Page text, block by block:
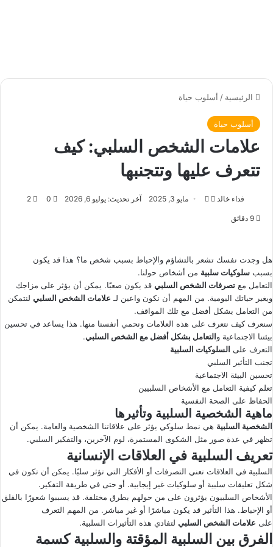
الرئيسية / أسلوب حياة
أسلوب حياة
علامات الشخص السلبي: كيف
تتعرف عليها وتتجنبها
فداء خالد
ت
ع
ل
ى
X
ب
ر
ي
د
ا
إ
ل
ت
ر
و
ن
ي
مايو 3, 2025 آخر تحديث: يوليو 6, 2026 0
2
هل وجدت نفسك تشعر بالتشاؤم والإحباط بسبب شخص ما؟ هذا قد يكون
بسبب سلوكيات سلبية من أشخاص حولنا.
التعامل مع تصرفات الشخص السلبي قد يكون صعبًا. يمكن أن يؤثر على مزاجك
ويغير حياتك اليومية. من المهم أن نكون واعين لـ علامات الشخص السلبي لنتمكن
من التعامل بشكل أفضل مع تلك المواقف.
سنعرف كيف نتعرف على هذه العلامات ونحمي أنفسنا منها. هذا يساعد في تحسين
بيئتنا الاجتماعية والتعامل بشكل أفضل مع الشخص السلبي.
التعرف على السلوكيات السلبية
تجنب التأثير السلبي
تحسين البيئة الاجتماعية
تعلم كيفية التعامل مع الأشخاص السلبيين
الحفاظ على الصحة النفسية
ماهية الشخصية السلبية وتأثيرها
الشخصية السلبية هي نمط سلوكي يؤثر على علاقاتنا الشخصية والعامة. يمكن أن
تظهر في عدة صور مثل الشكوى المستمرة، لوم الآخرين، والتفكير السلبي.
تعريف السلبية في العلاقات الإنسانية
السلبية في العلاقات تعني التصرفات أو الأفكار التي تؤثر سلبًا. يمكن أن تكون في
شكل تعليقات سلبية أو سلوكيات غير إيجابية. أو حتى في طريقة التفكير.
الأشخاص السلبيون يؤثرون على من حولهم بطرق مختلفة. قد يسببوا شعورًا بالقلق
أو الإحباط. هذا التأثير قد يكون مباشرًا أو غير مباشر. من المهم التعرف
على علامات الشخص السلبي لتفادي هذه التأثيرات السلبية.
الفرق بين السلبية المؤقتة والسلبية كسمة